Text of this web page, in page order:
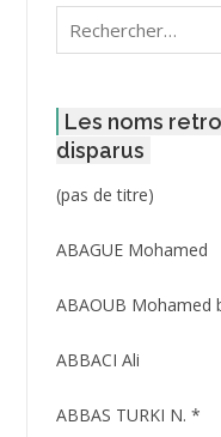
Rechercher :
Les noms
disparus
(pas de titre)Post
3416
ABAGUE Mohamed
ABAOUB Mohamed
ABBACI Ali
ABBAS TURKI N. *